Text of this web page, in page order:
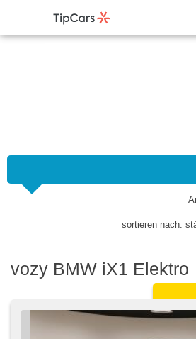
sortieren nach:
vozy BMW iX1 Elektro